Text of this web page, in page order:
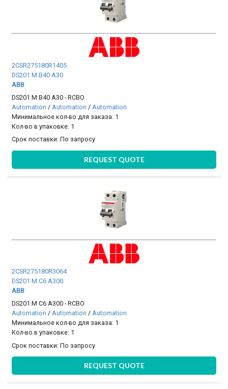
2CSR275180R1405
DS201 M B40 A30
ABB
DS201 M B40 A30 - RCBO
Automation / Automation / Automation
Минимальное кол-во для заказа: 1
Кол-во в упаковке: 1
Срок поставки:По запросу
REQUEST QUOTE
2CSR275180R3064
DS201 M C6 A300
ABB
DS201 M C6 A300 - RCBO
Automation /Automation /Automation
Минимальное кол-во для заказа: 1
Кол-во в упаковке: 1
Срок поставки:По запросу
REQUEST QUOTE